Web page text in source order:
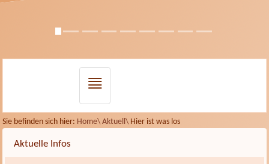
Sie befinden sich hier: Home\ Aktuell\ Hier ist was los
Aktuelle Infos